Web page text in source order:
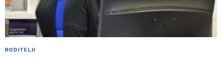
RODITELJI